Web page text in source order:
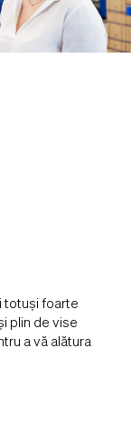
totuși foarte
plin de vise
a vă alătura